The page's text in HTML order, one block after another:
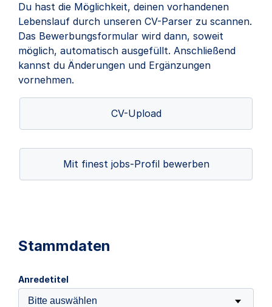
Du hast die Möglichkeit, deinen vorhandenen
Lebenslauf durch unseren CV-Parser zu scannen.
Das Bewerbungsformular wird dann, soweit
möglich, automatisch ausgefüllt. Anschließend
kannst du Änderungen und Ergänzungen
vornehmen.
CV-Upload
Mit finest jobs-Profil bewerben
Stammdaten
Anredetitel
Bitte auswählen